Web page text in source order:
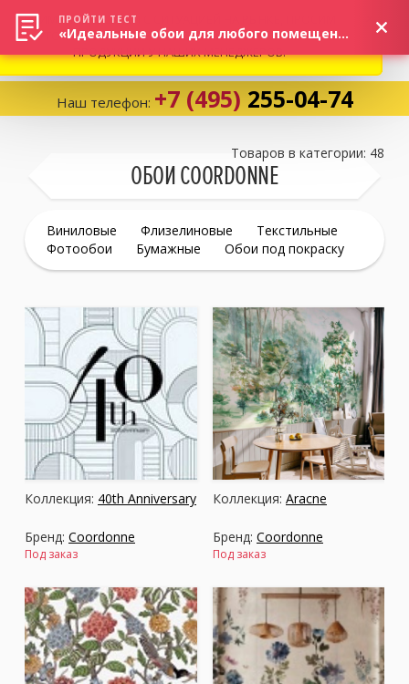
Избранное:0 товаров
Компания
Личный кабинет
Москва (сменить город)
Заказать обратный звонок
Наш телефон: +7 (495) 255-04-74
ОБОИ COORDONNE
Виниловые Флизелиновые
Текстильные
Фотообои
Бумажные Обои под покраску
Коллекция: 40th Anniversary
Бренд: Coordonne
Под заказ
Коллекция: Aracne
Бренд: Coordonne
Под заказ
Товаров в категории: 48
ВНИМАНИЕ! В СВЯЗИ С СИТУАЦИЕЙ НА РЫНКЕ, ПРОСИМ
УТОЧНЯТЬ АКТУАЛЬНУЮ СТОИМОСТЬ И НАЛИЧИЕ
ПРОДУКЦИИ У НАШИХ МЕНЕДЖЕРОВ.
ПРОЙТИ ТЕСТ
«Идеальные обои для любого помещения!»